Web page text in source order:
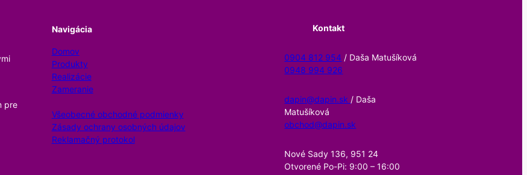
pre
Navigácia
Domov
Produkty
Realizácie
Zameranie
Všeobecné obchodné podmienky
Zásady ochrany osobných údajov
Reklamačný protokol
Kontakt
0904 812 954 / Daša Matušíková
0948 994 926
dapin@dapin.sk / Daša
Matušíková
obchod@dapin.sk
Nové Sady 136, 951 24
Otvorené Po-Pi: 9:00 – 16:00